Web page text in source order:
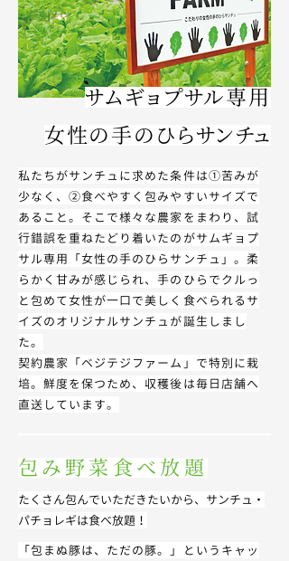
サムギョプサル専用
女性の手のひらサンチュ
私たちがサンチュに求めた条件は①苦みが
少なく、②食べやすく包みやすいサイズで
あること。そこで様々な農家をまわり、試
行錯誤を重ねたどり着いたのがサムギョプ
サル専用「女性の手のひらサンチュ」。柔
らかく甘みが感じられ、手のひらでクルっ
と包めて女性が一口で美しく食べられるサ
イズのオリジナルサンチュが誕生しまし
た。
契約農家「ベジテジファーム」で特別に栽
培。鮮度を保つため、収穫後は毎日店舗へ
直送しています。
包み野菜食べ放題
たくさん包んでいただきたいから、 ​サンチュ・
パチョレギは食べ放題！
「包まぬ豚は、ただの豚。」というキャッ